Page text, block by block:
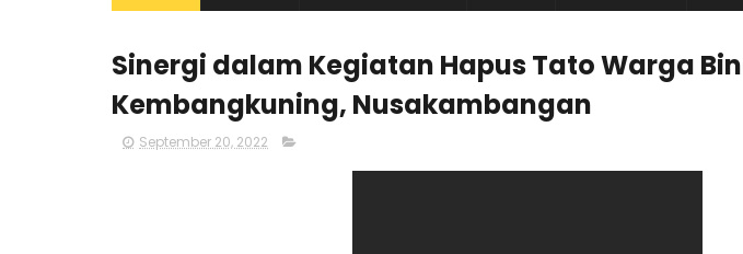
Sinergi dalam Kegiatan Hapus Tato Warga
Kembangkuning, Nusakambangan
September 20, 2022